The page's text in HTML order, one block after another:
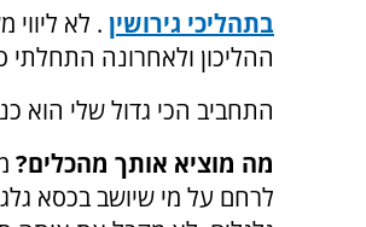
בתהליכי גירושין . לא
ההליכון ולאחרונה
התחביב הכי גדול שלי הוא
מה מוציא אותך מהכלים?
לרחם על מי שיושב בכסא